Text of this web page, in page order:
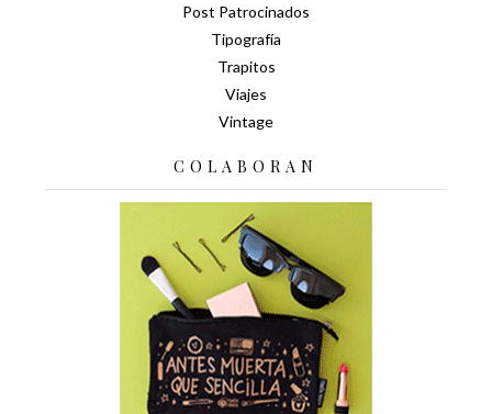
Post Patrocinados
Tipografía
Trapitos
Viajes
Vintage
COLABORAN